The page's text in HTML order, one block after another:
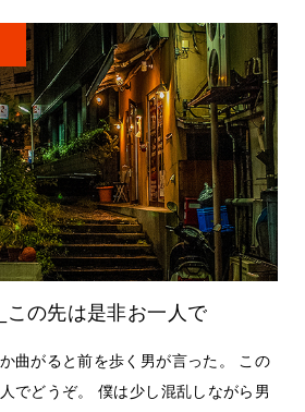
この先は是非お一人で
曲がると前を歩く男が言った。 この
でどうぞ。 僕は少し混乱しながら男